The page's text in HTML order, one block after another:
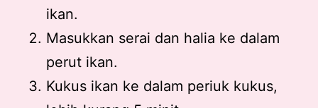
ikan.
Masukkan serai dan halia ke dalam
perut ikan.
Kukus ikan ke dalam periuk kukus,